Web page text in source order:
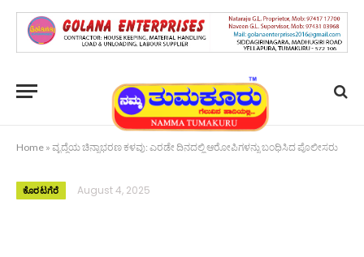
Home » ವೃದ್ಧೆಯ ಚಿನ್ನಾಭರಣ ಕಳವು: ಎರಡೇ ದಿನದಲ್ಲಿ ಆರೋಪಿಗಳನ್ನು ಬಂಧಿಸಿದ ಪೊಲೀಸರು
ಕೊರಟಗೆರೆ August 4, 2025